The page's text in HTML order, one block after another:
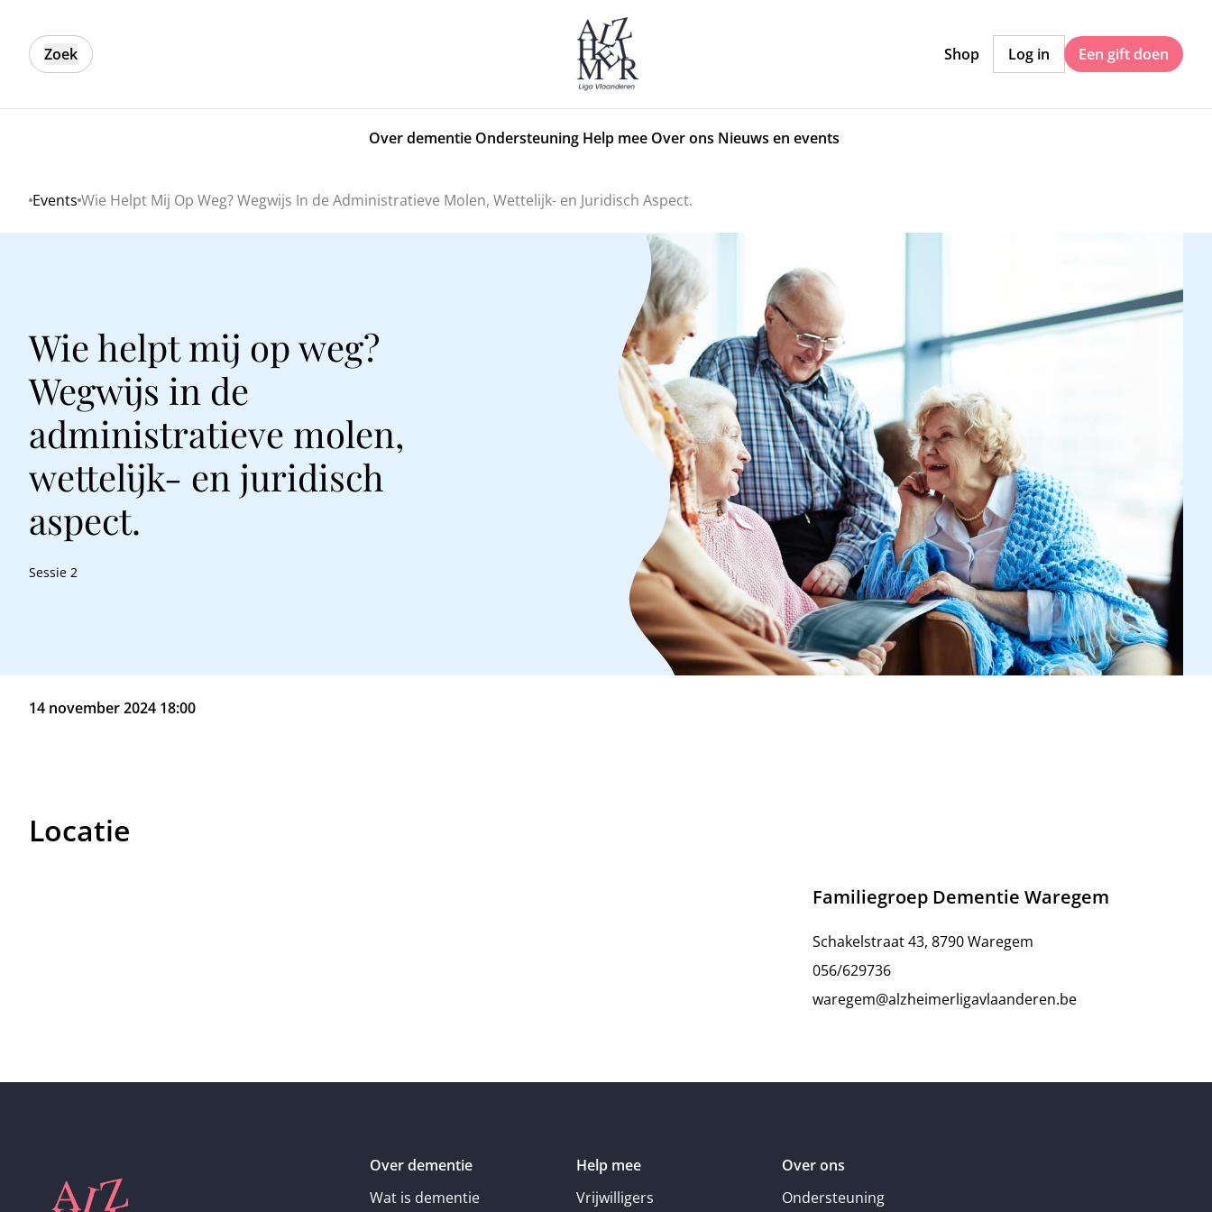
Zoek Shop Log in Een gift doen
Over dementie Ondersteuning Help mee Over ons Nieuws en events
Home
Events Wie Helpt Mij Op Weg? Wegwijs In de Administratieve Molen, Wettelijk- en Juridisch Aspect.
Wie helpt mij op weg?
Wegwijs in de
administratieve molen,
wettelijk- en juridisch
aspect.
Sessie 2
14 november 2024 18:00
Locatie
Familiegroep Dementie Waregem
Schakelstraat 43, 8790 Waregem
056/629736
waregem@alzheimerligavlaanderen.be
Over dementie
Wat is dementie
Help mee
Vrijwilligers
Over ons
Ondersteuning